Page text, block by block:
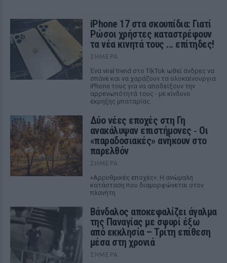
iPhone 17 στα σκουπίδια: Γιατί
Ρώσοι χρήστες καταστρέφουν
τα νέα κινητά τους ... επίτηδες!
ΣΉΜΕΡΑ
Ένα viral trend στο TikTok ωθεί άνδρες να
σπάνε και να χαράζουν τα ολοκαίνουργια
iPhone τους για να αποδείξουν την
αρρενωπότητά τους - με κίνδυνο
έκρηξης μπαταρίας.
Δύο νέες εποχές στη Γη
ανακάλυψαν επιστήμονες ‑ Oι
«παραδοσιακές» ανήκουν στο
παρελθόν
ΣΉΜΕΡΑ
«Αρρυθμικές εποχές»: Η ανώμαλη
κατάσταση που διαμορφώνεται στον
πλανήτη
Βάνδαλος αποκεφαλίζει άγαλμα
της Παναγίας με σφυρί έξω
από εκκλησία – Τρίτη επίθεση
μέσα στη χρονιά
ΣΉΜΕΡΑ